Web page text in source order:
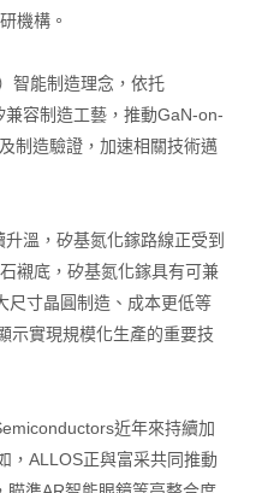
機構。
智能制造理念，依托
容制造工藝，推動GaN-on-
制造驗證，加速相關技術邁
溫，矽基氮化鎵路線正受到
襯底，矽基氮化鎵具有可兼
尺寸晶圓制造、成本更低等
示實現規模化生產的重要技
近年來持續加
，ALLOS正與富采共同推動